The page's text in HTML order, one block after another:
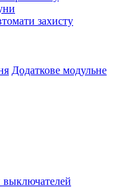
захисту
Додаткове модульне